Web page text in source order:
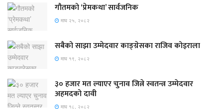
गौतमको ‘प्रेमकथा’ सार्वजनिक
माघ २५, २०८२
सबैको साझा उम्मेदवार काङ्ग्रेसका राजिव कोइराला
माघ १९, २०८२
३० हजार मत ल्याएर चुनाव जित्ने स्वतन्त्र उम्मेदवार
अहमदको दावी
माघ १८, २०८२